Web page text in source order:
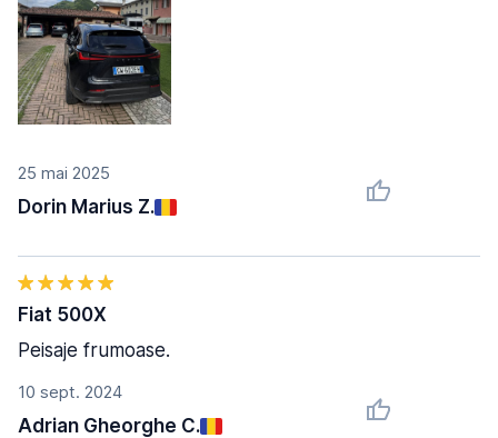
25 mai 2025
Dorin Marius Z.
10 sept. 2024
Adrian Gheorghe C.
Fiat 500X
Peisaje frumoase.